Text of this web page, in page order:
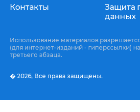
Контакты
Защита
данных
Использование материалов
(для интернет-изданий - гиперссылки)
третьего абзаца.
� 2026, Все права защищены.